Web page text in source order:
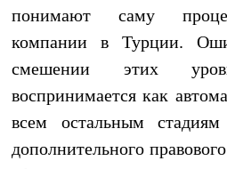
понимают саму
компании в Турции.
смешении этих
воспринимается как
всем остальным стадиям
дополнительного